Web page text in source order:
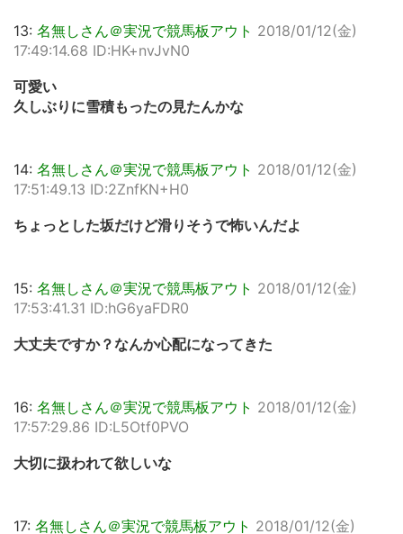
13: 名無しさん＠実況で競馬板アウト 2018/01/12(金)
17:49:14.68 ID:HK+nvJvN0
可愛い
久しぶりに雪積もったの見たんかな
14: 名無しさん＠実況で競馬板アウト 2018/01/12(金)
17:51:49.13 ID:2ZnfKN+H0
ちょっとした坂だけど滑りそうで怖いんだよ
15: 名無しさん＠実況で競馬板アウト 2018/01/12(金)
17:53:41.31 ID:hG6yaFDR0
大丈夫ですか？なんか心配になってきた
16: 名無しさん＠実況で競馬板アウト 2018/01/12(金)
17:57:29.86 ID:L5Otf0PVO
大切に扱われて欲しいな
17: 名無しさん＠実況で競馬板アウト 2018/01/12(金)